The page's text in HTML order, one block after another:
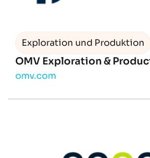
Exploration und Produktion
OMV Exploration &
omv.com